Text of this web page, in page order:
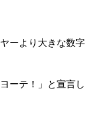
ーより大きな数字
ーテ！」と宣言し